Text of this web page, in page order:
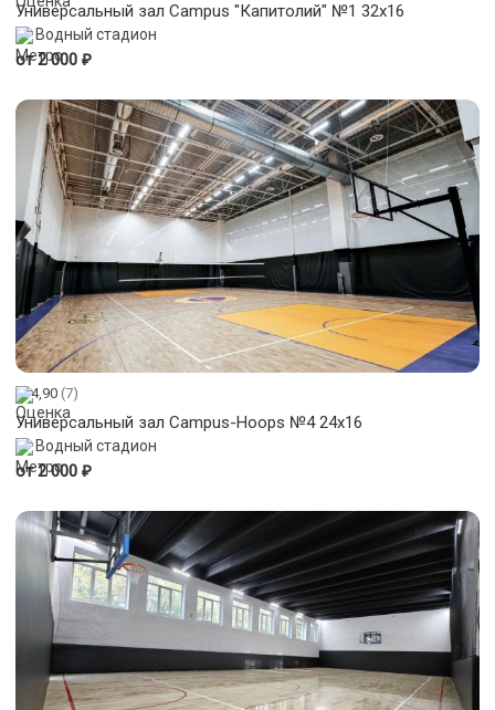
Универсальный зал Campus "Капитолий" №1 32x16
Водный стадион
от 2 000 ₽
4,90 (7)
Универсальный зал Campus-Hoops №4 24x16
Водный стадион
от 2 000 ₽